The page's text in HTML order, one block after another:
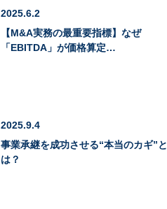
2025.6.2
【M&A実務の最重要指標】なぜ
「EBITDA」が価格算定…
2025.9.4
事業承継を成功させる“本当のカギ”と
は？